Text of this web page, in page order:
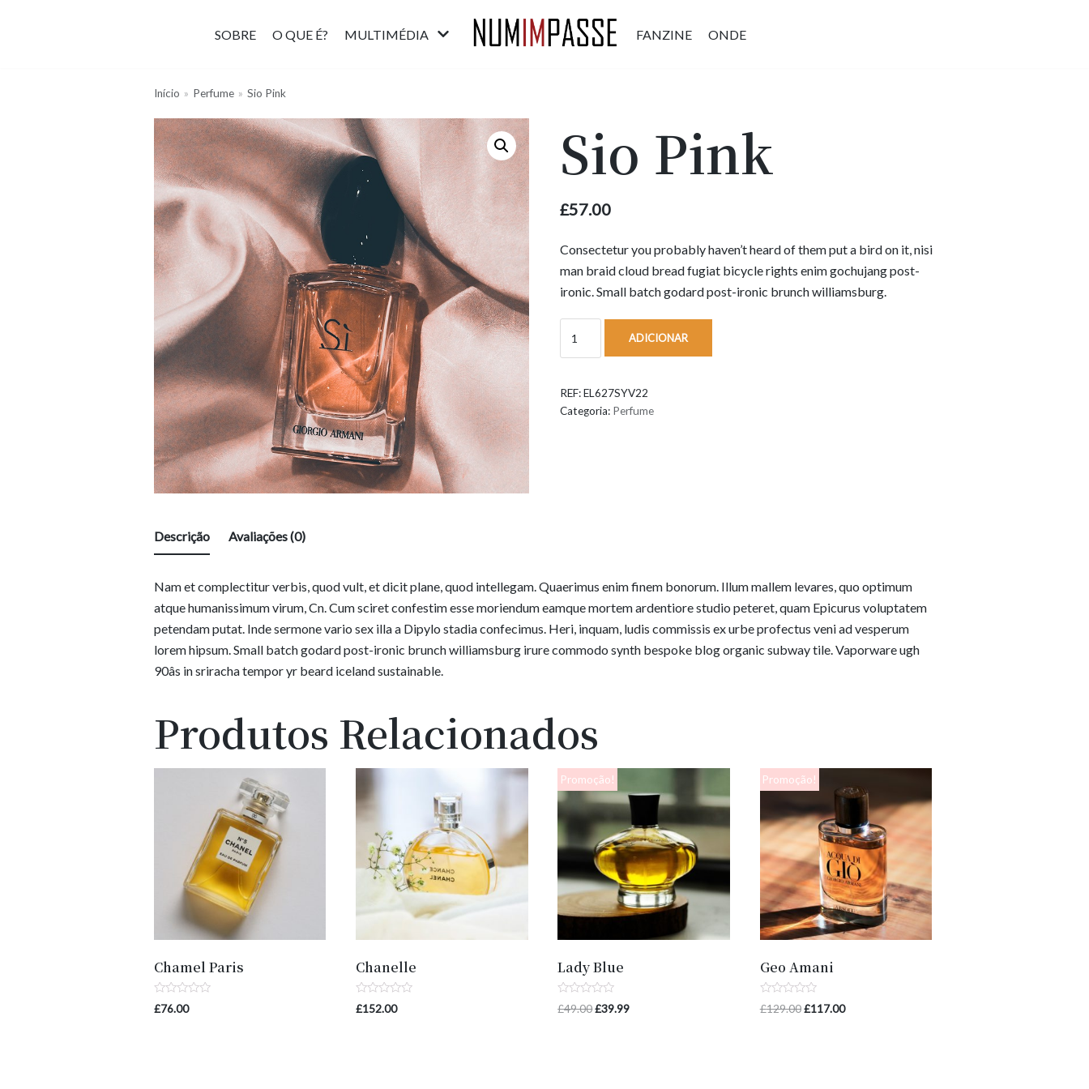
SOBRE O QUE É? MULTIMÉDIA FANZINE ONDE
Início » Perfume » Sio Pink
Sio Pink
£57.00
Consectetur you probably haven’t heard of them put a bird on it, nisi
man braid cloud bread fugiat bicycle rights enim gochujang post-
ironic. Small batch godard post-ironic brunch williamsburg.
ADICIONAR
REF:EL627SYV22
Categoria: Perfume
Descrição Avaliações (0)
Nam et complectitur verbis, quod vult, et dicit plane, quod intellegam. Quaerimus enim finem bonorum. Illum mallem levares, quo optimum
atque humanissimum virum, Cn. Cum sciret confestim esse moriendum eamque mortem ardentiore studio peteret, quam Epicurus voluptatem
petendam putat. Inde sermone vario sex illa a Dipylo stadia confecimus. Heri, inquam, ludis commissis ex urbe profectus veni ad vesperum
lorem hipsum. Small batch godard post-ironic brunch williamsburg irure commodo synth bespoke blog organic subway tile. Vaporware ugh
90âs in sriracha tempor yr beard iceland sustainable.
Produtos Relacionados
Chamel Paris
Avaliação
0
£76.00
Chanelle
Avaliação
0
£152.00
Promoção!
Lady Blue
Avaliação
0
£49.00£39.99
Promoção!
Geo Amani
Avaliação
0
£129.00£117.00